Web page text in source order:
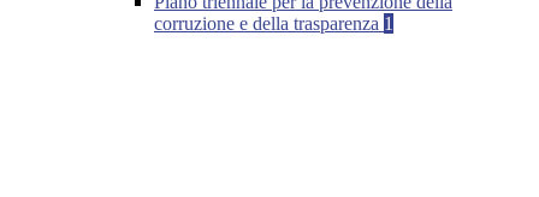
corruzione e della trasparenza 1